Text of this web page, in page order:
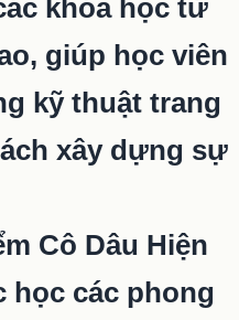
khóa học từ
giúp học viên
kỹ thuật trang
xây dựng sự
Cô Dâu Hiện
học các phong